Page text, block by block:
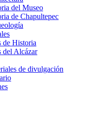
del Museo
de Chapultepec
de Historia
del Alcázar
de divulgación